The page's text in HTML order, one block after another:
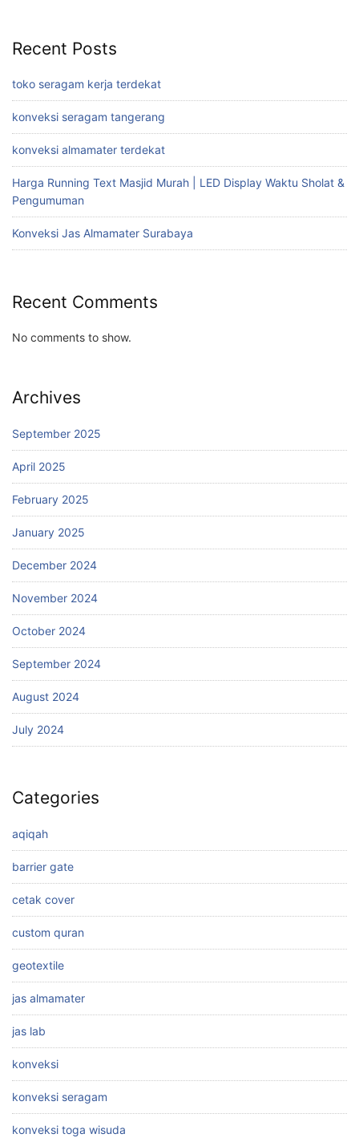
Recent Posts
toko seragam kerja terdekat
konveksi seragam tangerang
konveksi almamater terdekat
Harga Running Text Masjid Murah | LED Display Waktu Sholat &
Pengumuman
Konveksi Jas Almamater Surabaya
Recent Comments
No comments to show.
Archives
September 2025
April 2025
February 2025
January 2025
December 2024
November 2024
October 2024
September 2024
August 2024
July 2024
Categories
aqiqah
barrier gate
cetak cover
custom quran
geotextile
jas almamater
jas lab
konveksi
konveksi seragam
konveksi toga wisuda